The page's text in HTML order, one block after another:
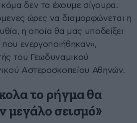
δεν τα έχουμε σίγουρα.
ώρες να διαμορφώνεται η
η οποία θα μας υποδείξει
που ενεργοποιήθηκαν»,
του Γεωδυναμικού
Αστεροσκοπείου Αθηνών.
το ρήγμα θα
μεγάλο σεισμό»